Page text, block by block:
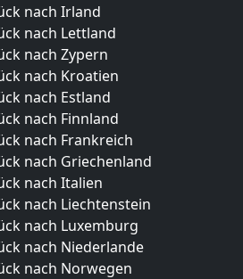
nach Irland
nach Lettland
nach Zypern
nach Kroatien
nach Estland
nach Finnland
nach Frankreich
nach Griechenland
nach Italien
nach Liechtenstein
nach Luxemburg
nach Niederlande
nach Norwegen